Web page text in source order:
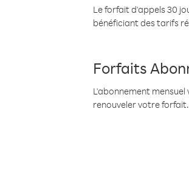
Le forfait d'appels 30
bénéficiant des tarifs
Forfaits
L'abonnement
renouveler votre